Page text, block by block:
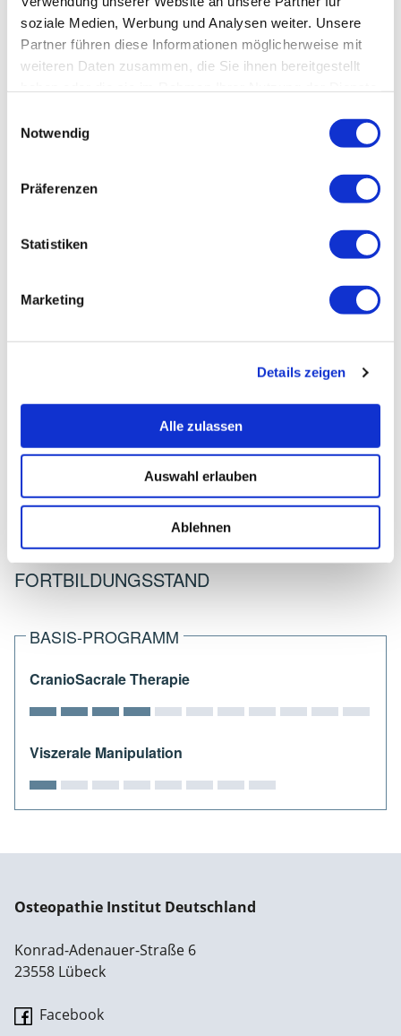
soziale Medien, Werbung und Analysen weiter. Unsere
Partner führen diese Informationen möglicherweise mit
weiteren Daten zusammen, die Sie ihnen bereitgestellt
Notwendig
Präferenzen
Statistiken
Marketing
Details zeigen
Alle zulassen
Auswahl erlauben
Ablehnen
SCHMIDT, PATRICIA
Teilnehmerinfos
Praxis für Physiotherapie Roßkopf
Monheimer Straße 13
86633 Neuburg/Donau
Telefon:
08431-38133
FORTBILDUNGSSTAND
BASIS-PROGRAMM
CranioSacrale Therapie
Viszerale Manipulation
Osteopathie Institut Deutschland
Konrad-Adenauer-Straße 6
23558 Lübeck
Facebook